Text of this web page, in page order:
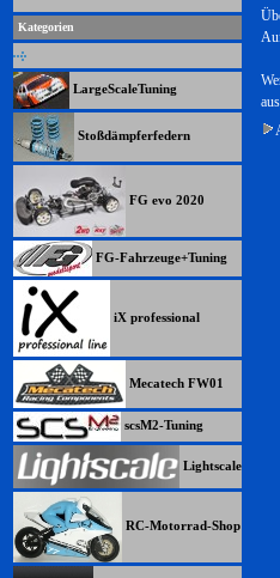
Kategorien
LargeScaleTuning
Stoßdämpferfedern
FG evo 2020
FG-Fahrzeuge+Tuning
iX professional
Mecatech FW01
scsM2-Tuning
Lightscale
RC-Motorrad-Shop